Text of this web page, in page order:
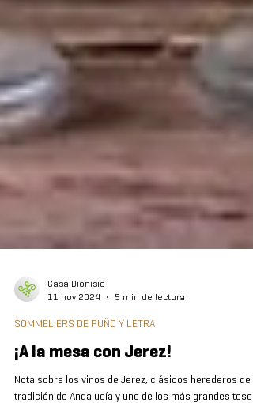
Casa Dionisio
11 nov 2024
5 min de lectura
SOMMELIERS DE PUÑO Y LETRA